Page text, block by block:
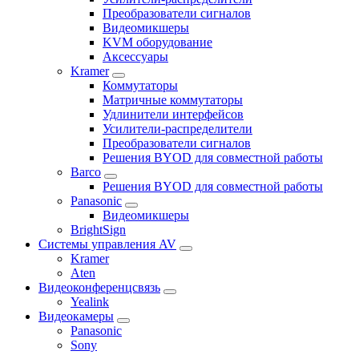
Преобразователи сигналов
Видеомикшеры
KVM оборудование
Аксессуары
Kramer
Коммутаторы
Матричные коммутаторы
Удлинители интерфейсов
Усилители-распределители
Преобразователи сигналов
Решения BYOD для совместной работы
Barco
Решения BYOD для совместной работы
Panasonic
Видеомикшеры
BrightSign
Системы управления AV
Kramer
Aten
Видеоконференцсвязь
Yealink
Видеокамеры
Panasonic
Sony